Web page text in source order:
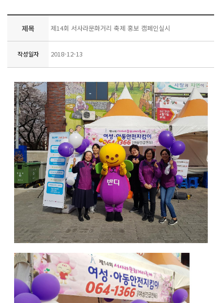
제목 제14회 서사라문화거리 축제 홍보 캠페인실시
작성일자 2018-12-13